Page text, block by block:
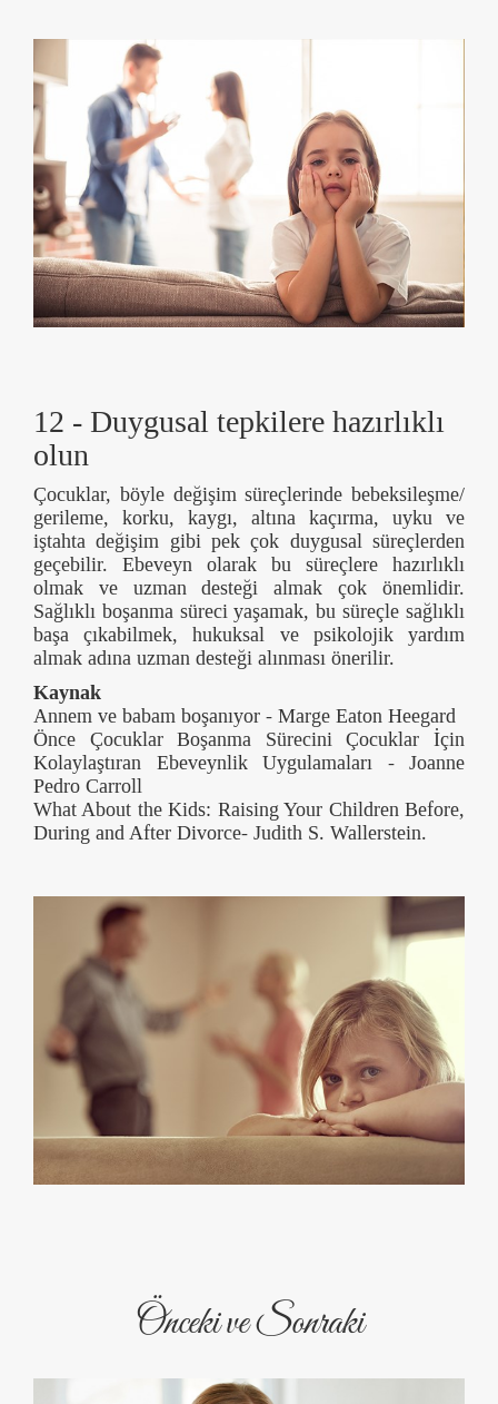
12 - Duygusal tepkilere hazırlıklı
olun
Çocuklar, böyle değişim süreçlerinde bebeksileşme/
gerileme, korku, kaygı, altına kaçırma, uyku ve
iştahta değişim gibi pek çok duygusal süreçlerden
geçebilir. Ebeveyn olarak bu süreçlere hazırlıklı
olmak ve uzman desteği almak çok önemlidir.
Sağlıklı boşanma süreci yaşamak, bu süreçle sağlıklı
başa çıkabilmek, hukuksal ve psikolojik yardım
almak adına uzman desteği alınması önerilir.
Kaynak
Annem ve babam boşanıyor - Marge Eaton Heegard
Önce Çocuklar Boşanma Sürecini Çocuklar İçin
Kolaylaştıran Ebeveynlik Uygulamaları - Joanne
Pedro Carroll
What About the Kids: Raising Your Children Before,
During and After Divorce- Judith S. Wallerstein.
Önceki ve Sonraki